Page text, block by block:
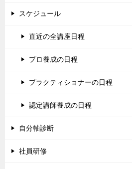
スケジュール
直近の全講座日程
プロ養成の日程
プラクティショナーの日程
認定講師養成の日程
自分軸診断
社員研修